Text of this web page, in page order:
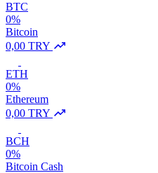
BTC
0%
Bitcoin
0,00 TRY
ETH
0%
Ethereum
0,00 TRY
BCH
0%
Bitcoin Cash